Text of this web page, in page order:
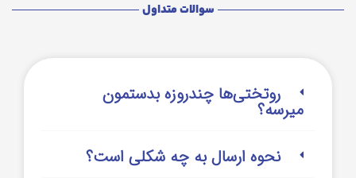
سوالات متداول
روتختی‌‌ها چندروزه بدستمون
میرسه؟
نحوه ارسال به چه شکلی است؟